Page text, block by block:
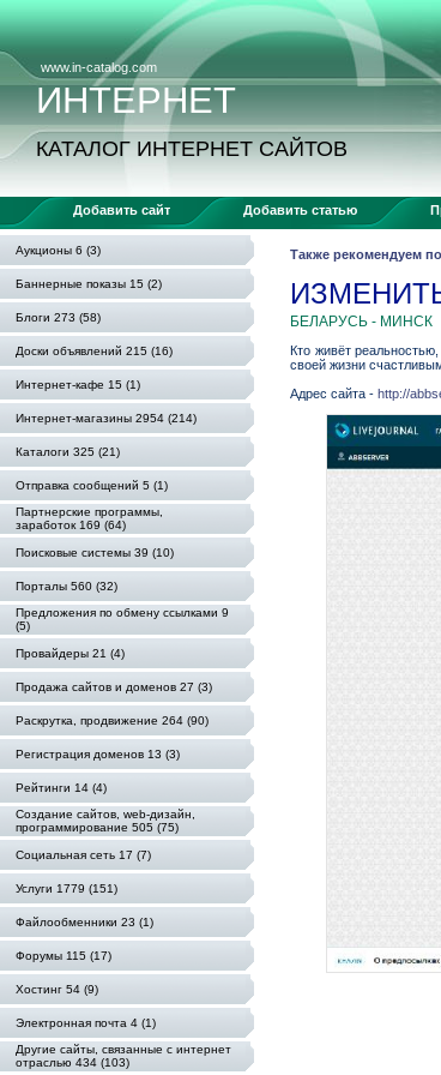
www.in-catalog.com
ИНТЕРНЕТ
КАТАЛОГ ИНТЕРНЕТ САЙТОВ
Добавить сайт Добавить статью
Аукционы 6 (3)
Баннерные показы 15 (2)
Блоги 273 (58)
Доски объявлений 215 (16)
Интернет-кафе 15 (1)
Интернет-магазины 2954 (214)
Каталоги 325 (21)
Отправка сообщений 5 (1)
Партнерские программы,
заработок 169 (64)
Поисковые системы 39 (10)
Порталы 560 (32)
Предложения по обмену ссылками 9
(5)
Провайдеры 21 (4)
Продажа сайтов и доменов 27 (3)
Раскрутка, продвижение 264 (90)
Регистрация доменов 13 (3)
Рейтинги 14 (4)
Создание сайтов, web-дизайн,
программирование 505 (75)
Социальная сеть 17 (7)
Услуги 1779 (151)
Файлообменники 23 (1)
Форумы 115 (17)
Хостинг 54 (9)
Электронная почта 4 (1)
Другие сайты, связанные с интернет
отраслью 434 (103)
Также рекомендуем
БЕЛАРУСЬ - МИНСК
Кто живёт
своей жизни
Адрес сайта - http://